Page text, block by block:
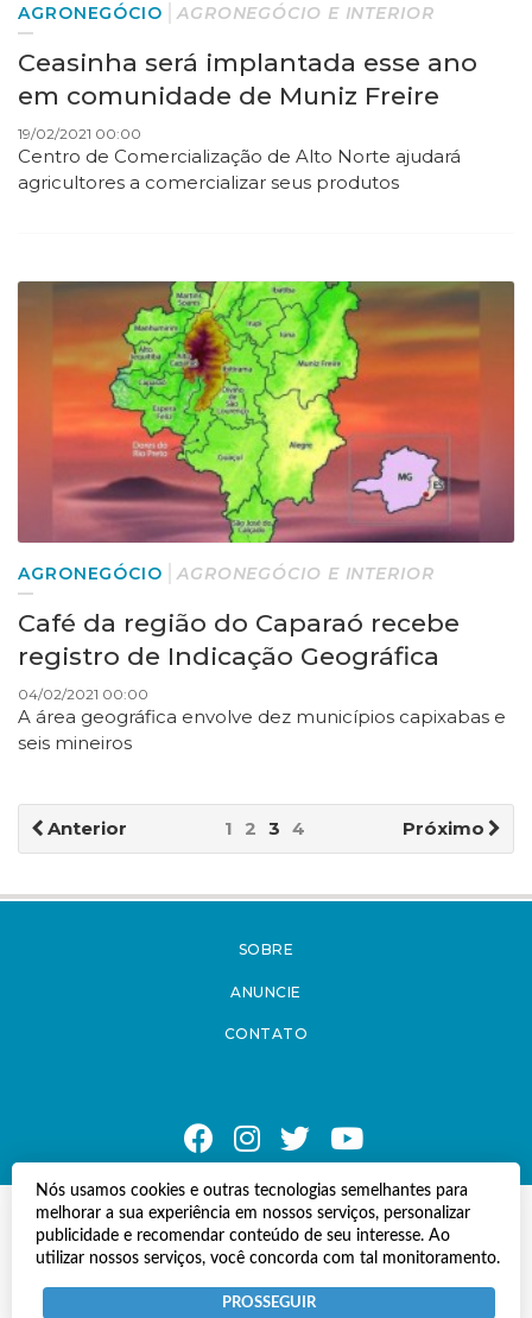
Nós usamos cookies e outras tecnologias semelhantes para
melhorar a sua experiência em nossos serviços, personalizar
publicidade e recomendar conteúdo de seu interesse. Ao
utilizar nossos serviços, você concorda com tal monitoramento.
PROSSEGUIR
AGRONEGÓCIO AGRONEGÓCIO E INTERIOR
Ceasinha será implantada esse ano
em comunidade de Muniz Freire
19/02/2021 00:00
Centro de Comercialização de Alto Norte ajudará
agricultores a comercializar seus produtos
AGRONEGÓCIO AGRONEGÓCIO E INTERIOR
Café da região do Caparaó recebe
registro de Indicação Geográfica
04/02/2021 00:00
A área geográfica envolve dez municípios capixabas e
seis mineiros
Anterior Próximo
1 2 3 4
SOBRE
ANUNCIE
CONTATO
© Copyright 2021 A Notícia do Caparaó.
Todos os direitos reservados.
Desenvolvido por
Termos e Políticas de Uso